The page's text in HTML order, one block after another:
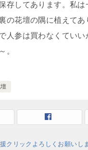
存してあります。私は
の花壇の隅に植えてあ
人参は買わなくていい
。
クリックよろしくお願いし